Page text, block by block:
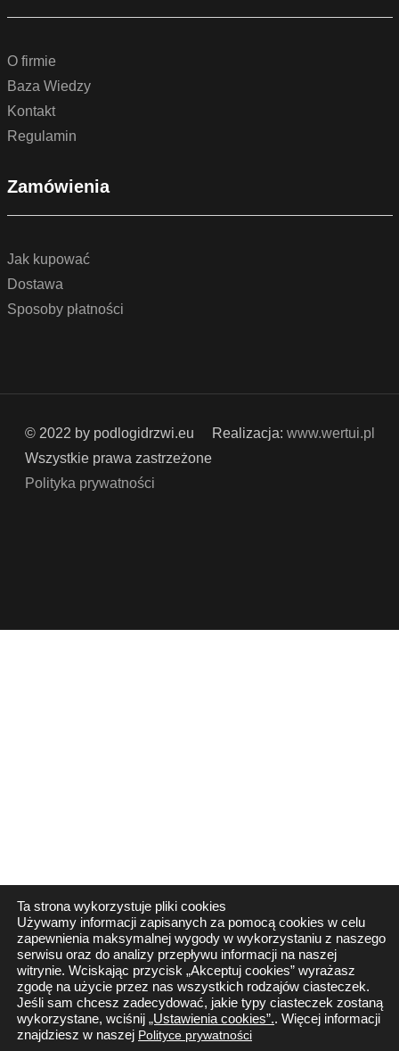
O firmie
Baza Wiedzy
Kontakt
Regulamin
Zamówienia
Jak kupować
Dostawa
Sposoby płatności
© 2022 by podlogidrzwi.eu
Wszystkie prawa zastrzeżone
Polityka prywatności
Realizacja: www.wertui.pl
Ta strona wykorzystuje pliki cookies
Używamy informacji zapisanych za pomocą cookies w celu
zapewnienia maksymalnej wygody w wykorzystaniu z naszego
serwisu oraz do analizy przepływu informacji na naszej
witrynie. Wciskając przycisk „Akceptuj cookies” wyrażasz
zgodę na użycie przez nas wszystkich rodzajów ciasteczek.
Jeśli sam chcesz zadecydować, jakie typy ciasteczek zostaną
wykorzystane, wciśnij „Ustawienia cookies”.. Więcej informacji
znajdziesz w naszej Polityce prywatności